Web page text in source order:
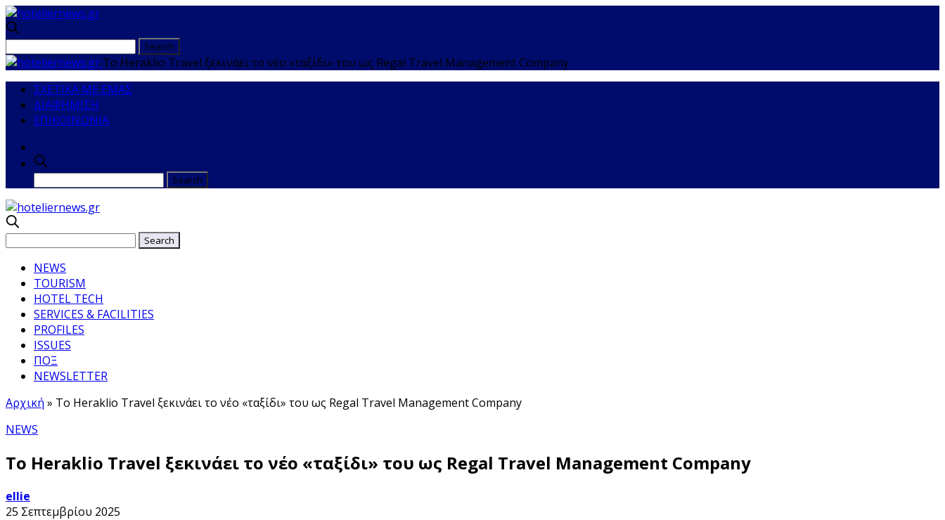
Το Heraklio Travel ξεκινάει το νέο «ταξίδι» του ως Regal Travel Management Company
ΣΧΕΤΙΚΑ ΜΕ ΕΜΑΣ
ΔΙΑΦΗΜΙΣΗ
ΕΠΙΚΟΙΝΩΝΙΑ
NEWS
TOURISM
HOTEL TECH
SERVICES & FACILITIES
PROFILES
ISSUES
ΠΟΞ
NEWSLETTER
Αρχική » Το Heraklio Travel ξεκινάει το νέο «ταξίδι» του ως Regal Travel Management Company
NEWS
Το Heraklio Travel ξεκινάει το νέο «ταξίδι» του ως Regal Travel Management Company
ellie
25 Σεπτεμβρίου 2025